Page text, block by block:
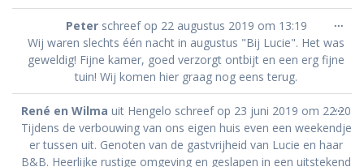
Peter schreef op 22 augustus 2019 om 13:19
Wij waren slechts één nacht in augustus "Bij Lucie". Het was
geweldig! Fijne kamer, goed verzorgt ontbijt en een erg fijne
tuin! Wij komen hier graag nog eens terug.
...
René en Wilma uit Hengelo schreef op 23 juni 2019 om 22:20
Tijdens de verbouwing van ons eigen huis even een weekendje
er tussen uit. Genoten van de gastvrijheid van Lucie en haar
B&B. Heerlijke rustige omgeving en geslapen in een uitstekend
...